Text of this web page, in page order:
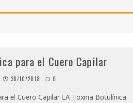
para el Cuero Capilar
30/10/2018 0
el Cuero Capilar LA Toxina Botulínica